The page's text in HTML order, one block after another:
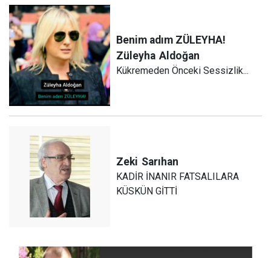
Benim adım ZÜLEYHA!
Züleyha Aldoğan
Kükremeden Önceki Sessizlik...
Zeki Sarıhan
KADİR İNANIR FATSALILARA
KÜSKÜN GİTTİ